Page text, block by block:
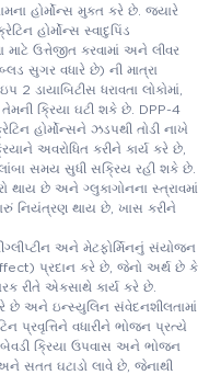
હોર્મોન્સ મુક્ત કરે છે. જ્યારે
હોર્મોન્સ સ્વાદુપિંડ
ઉત્તેજીત કરવામાં અને લીવર
સુગર વધારે છે) ની માત્રા
ડાયાબિટીસ ધરાવતા લોકોમાં,
ક્રિયા ઘટી શકે છે. DPP-4
હોર્મોન્સને ઝડપથી તોડી નાખે
અવરોધિત કરીને કાર્ય કરે છે,
લાંબા સમય સુધી સક્રિય રહી શકે છે.
થાય છે અને ગ્લુકાગોનના સ્ત્રાવમાં
નિયંત્રણ થાય છે, ખાસ કરીને
અને મેટફોર્મિનનું સંયોજન
પ્રદાન કરે છે, જેનો અર્થ છે કે
રીતે એકસાથે કાર્ય કરે છે.
છે અને ઇન્સ્યુલિન સંવેદનશીલતામાં
પ્રવૃત્તિને વધારીને ભોજન પ્રત્યે
બેવડી ક્રિયા ઉપવાસ અને ભોજન
સતત ઘટાડો લાવે છે, જેનાથી